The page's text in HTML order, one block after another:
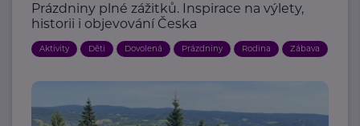
Prázdniny plné zážitků. Inspirace na výlety,
historii i objevování Česka
Aktivity Děti Dovolená Prázdniny Rodina Zábava